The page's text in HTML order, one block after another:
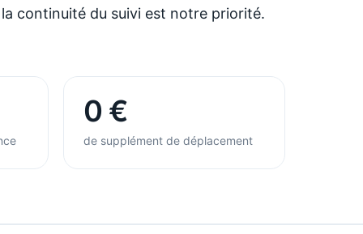
la continuité du suivi est notre priorité.
0 €
de supplément de déplacement